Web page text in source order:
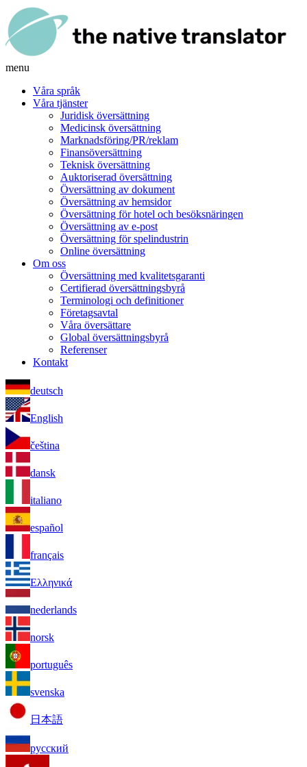
menu
Våra språk
Våra tjänster
Juridisk översättning
Medicinsk översättning
Marknadsföring/PR/reklam
Finansöversättning
Teknisk översättning
Auktoriserad översättning
Översättning av dokument
Översättning av hemsidor
Översättning för hotel och besöksnäringen
Översättning av e-post
Översättning för spelindustrin
Online översättning
Om oss
Översättning med kvalitetsgaranti
Certifierad översättningsbyrå
Terminologi och definitioner
Företagsavtal
Våra översättare
Global översättningsbyrå
Referenser
Kontakt
deutsch
English
čeština
dansk
italiano
español
français
Ελληνικά
nederlands
norsk
português
svenska
日本語
русский